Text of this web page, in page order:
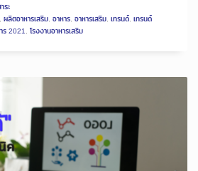
ระ
, ผลิตอาหารเสริม, อาหาร, อาหารเสริม, เทรนด์, เทรนด์
ร 2021, โรงงานอาหารเสริม